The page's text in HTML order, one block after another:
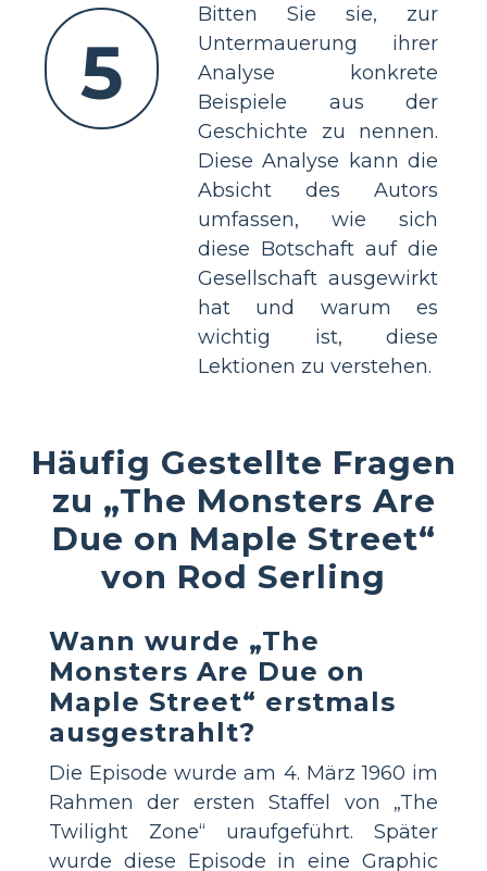
5
Bitten Sie sie, zur
Untermauerung ihrer
Analyse konkrete
Beispiele aus der
Geschichte zu nennen.
Diese Analyse kann die
Absicht des Autors
umfassen, wie sich
diese Botschaft auf die
Gesellschaft ausgewirkt
hat und warum es
wichtig ist, diese
Lektionen zu verstehen.
Häufig Gestellte Fragen
zu „The Monsters Are
Due on Maple Street“
von Rod Serling
Wann wurde „The
Monsters Are Due on
Maple Street“ erstmals
ausgestrahlt?
Die Episode wurde am 4. März 1960 im
Rahmen der ersten Staffel von „The
Twilight Zone“ uraufgeführt. Später
wurde diese Episode in eine Graphic